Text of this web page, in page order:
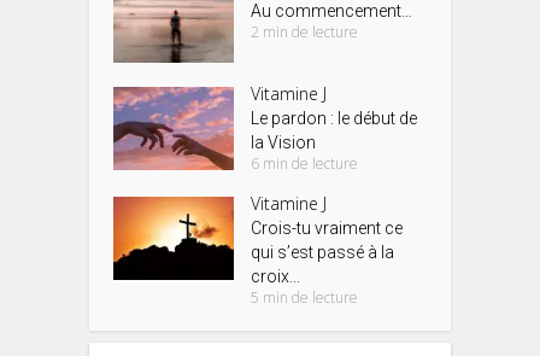
Au commencement…
2 min de lecture
Vitamine J
Le pardon : le début de
la Vision
6 min de lecture
Vitamine J
Crois-tu vraiment ce
qui s’est passé à la
croix...
5 min de lecture